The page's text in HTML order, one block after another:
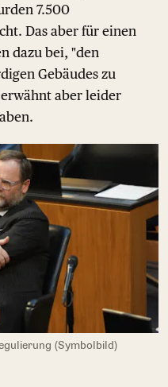
7.500
Das aber für einen
dazu bei, "den
Gebäudes zu
aber leider
(Symbolbild)